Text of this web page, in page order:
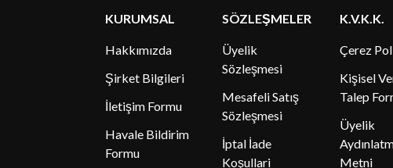
KURUMSAL
Hakkımızda
Şirket Bilgileri
İletişim Formu
Havale Bildirim
Formu
SÖZLEŞMELER
Üyelik
Sözleşmesi
Mesafeli Satış
Sözleşmesi
İptal İade
Koşullari
K.V.K.K.
Çerez
Kişisel
Talep
Üyelik
Metni